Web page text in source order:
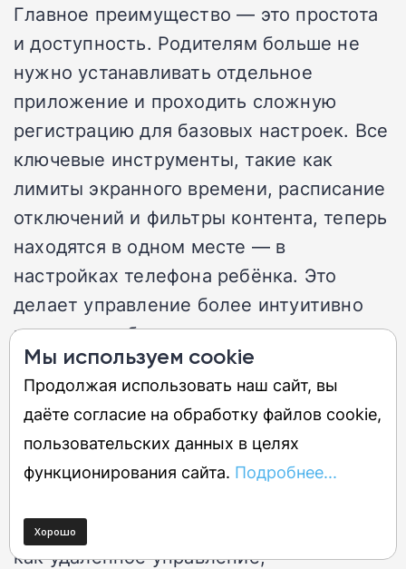
Главное преимущество — это простота
и доступность. Родителям больше не
нужно устанавливать отдельное
приложение и проходить сложную
регистрацию для базовых настроек. Все
ключевые инструменты, такие как
лимиты экранного времени, расписание
отключений и фильтры контента, теперь
находятся в одном месте — в
настройках телефона ребёнка. Это
делает управление более интуитивно
понятным и быстрым.
Скрытые минусы
Базовый набор функций, встроенный в
Android 17, не столь всеобъемлющ, как
Для более продвинутых опций, таких
как удалённое управление,
Мы используем cookie
Продолжая использовать наш сайт, вы
даёте согласие на обработку файлов cookie,
пользовательских данных в целях
функционирования сайта. Подробнее...